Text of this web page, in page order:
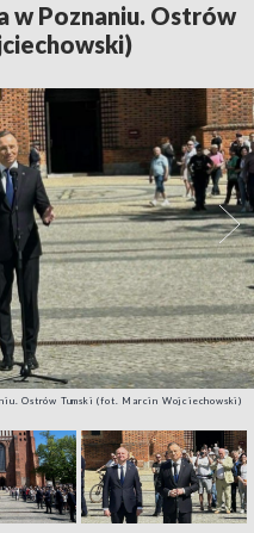
w Poznaniu. Ostrów
Ostrów Tumski (fot. Marcin Wojciechowski)